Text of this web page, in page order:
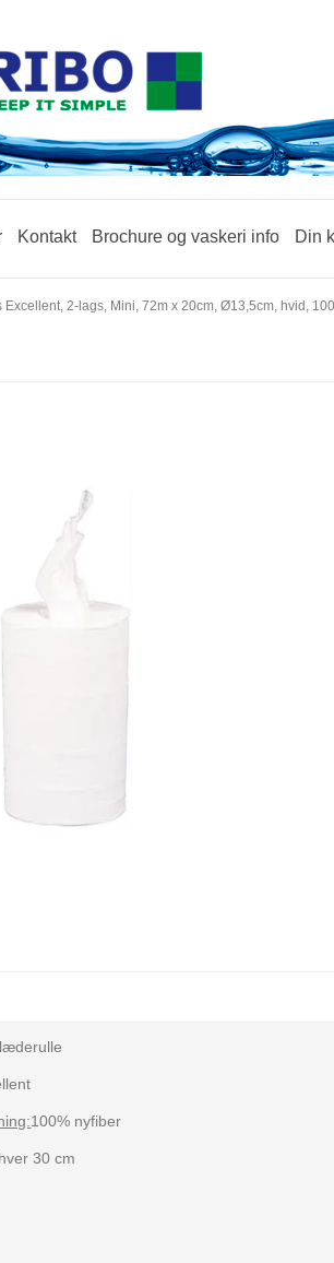
Kontakt Brochure og vaskeri info Din
2-lags, Mini, 72m x 20cm, Ø13,5cm, hvid,
100% nyfiber
30 cm